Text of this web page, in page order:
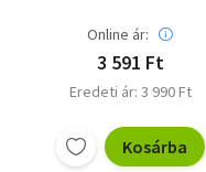
Online ár:
3 591 Ft
Eredeti ár: 3 990 Ft
Kosárba